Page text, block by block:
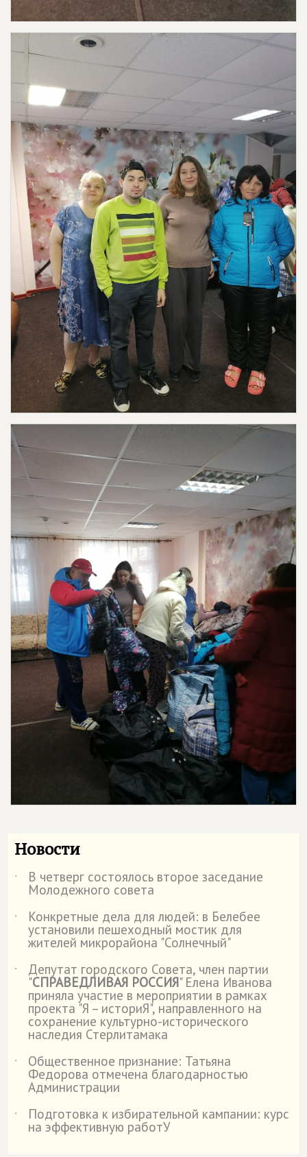
Новости
˙ В четверг состоялось второе заседание
Молодежного совета
˙
Конкретные дела для людей: в Белебее
установили пешеходный мостик для
жителей микрорайона "Солнечный"
˙
Депутат городского Совета, член партии
"СПРАВЕДЛИВАЯ РОССИЯ" Елена Иванова
приняла участие в мероприятии в рамках
проекта "Я – историЯ", направленного на
сохранение культурно-исторического
наследия Стерлитамака
˙
Общественное признание: Татьяна
Федорова отмечена благодарностью
Администрации
˙
Подготовка к избирательной кампании: курс
на эффективную работУ